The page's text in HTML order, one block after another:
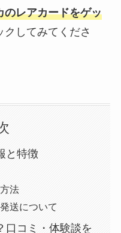
のレアカードをゲッ
してみてくださ
と特徴
方法
送について
口コミ・体験談を